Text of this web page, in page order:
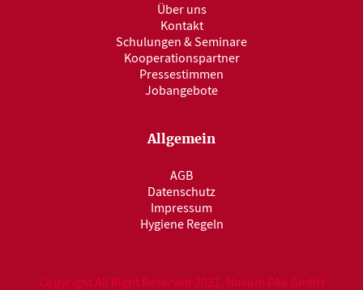
Über uns
Kontakt
Schulungen & Seminare
Kooperationspartner
Pressestimmen
Jobangebote
Allgemein
AGB
Datenschutz
Impressum
Hygiene Regeln
Copyright All Right Reserved 2021, Novum PAe GmbH